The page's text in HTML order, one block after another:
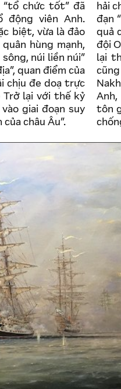
“tổ chức tốt” đã
động viên Anh.
biệt, vừa là đảo
hùng mạnh,
núi liền núi”
quan điểm của
chịu đe doạ trực
Trở lại với thế kỷ
giai đoạn suy
châu Âu”.
hải
đạn
quả
đội
lại
Anh,
tôn